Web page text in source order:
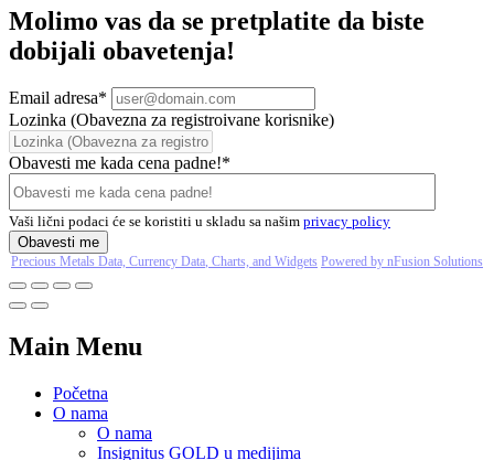
Molimo vas da se pretplatite da biste
dobijali obavetenja!
Email adresa*
Lozinka (Obavezna za registroivane korisnike)
Obavesti me kada cena padne!*
Vaši lični podaci će se koristiti u skladu sa našim privacy policy
Obavesti me
Precious Metals Data, Currency Data, Charts, and Widgets Powered by nFusion Solutions
Main Menu
Početna
O nama
O nama
Insignitus GOLD u medijima